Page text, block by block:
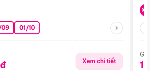
09 01/10
Xem chi tiết